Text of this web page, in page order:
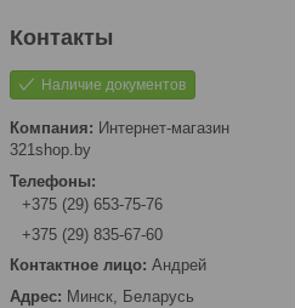
Наличие документов
Интернет-магазин
321shop.by
+375 (29) 653-75-76
+375 (29) 835-67-60
Андрей
Минск, Беларусь